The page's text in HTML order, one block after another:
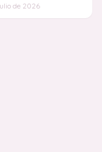
dest
de 2026